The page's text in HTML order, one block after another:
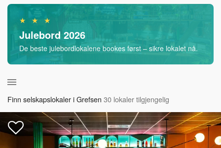
★ ★ ★
Julebord 2026
De beste julebordlokalene bookes først – sikre lokalet nå.
Finn selskapslokaler i Grefsen 30 lokaler tilgjengelig